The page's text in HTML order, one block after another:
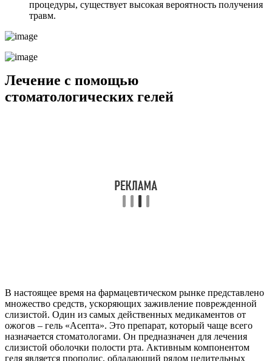
процедуры, существует высокая вероятность получения
травм.
Лечение с помощью
стоматологических гелей
В настоящее время на фармацевтическом рынке представлено
множество средств, ускоряющих заживление поврежденной
слизистой. Один из самых действенных медикаментов от
ожогов – гель «Асепта». Это препарат, который чаще всего
назначается стоматологами. Он предназначен для лечения
слизистой оболочки полости рта. Активным компонентом
геля является прополис, обладающий рядом целительных